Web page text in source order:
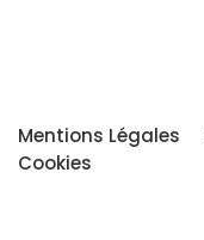
Mentions Légales
Cookies